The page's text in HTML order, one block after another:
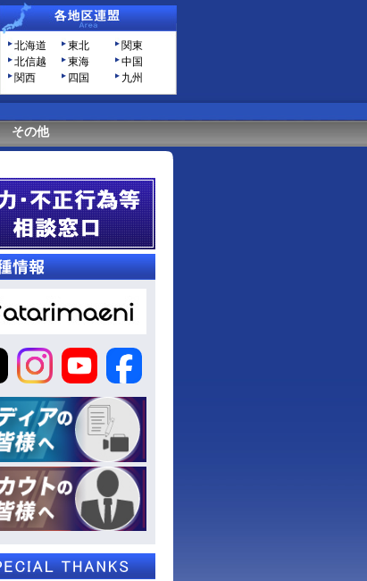
北海道 東北
関東
北信越
東海
中国
関西
四国 九州
その他